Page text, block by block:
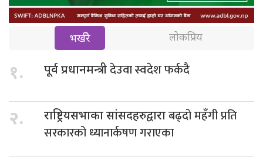
भर्खरै लोकप्रिय
१. पूर्व प्रधानमन्त्रीदेउवा स्वदेश फर्कदै
२. राष्ट्रियसभाका सांसदहरुद्वाराबढ्दो महँगी प्रति
सरकारको ध्यानार्कषण गराएका